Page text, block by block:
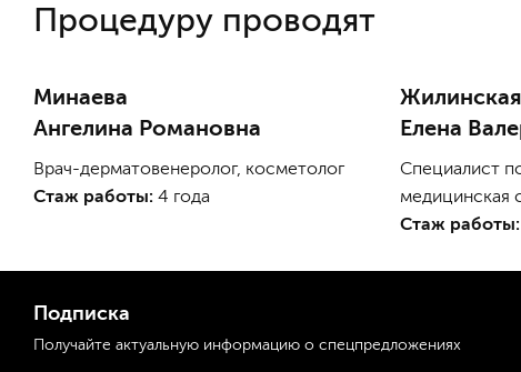
Процедуру проводят
Минаева
Ангелина Романовна
Врач-дерматовенеролог, косметолог
Стаж работы: 4 года
Жилинская
Елена
Специалист
медицинская
Стаж работы:
Подписка
Получайте актуальную информацию о спецпредложениях